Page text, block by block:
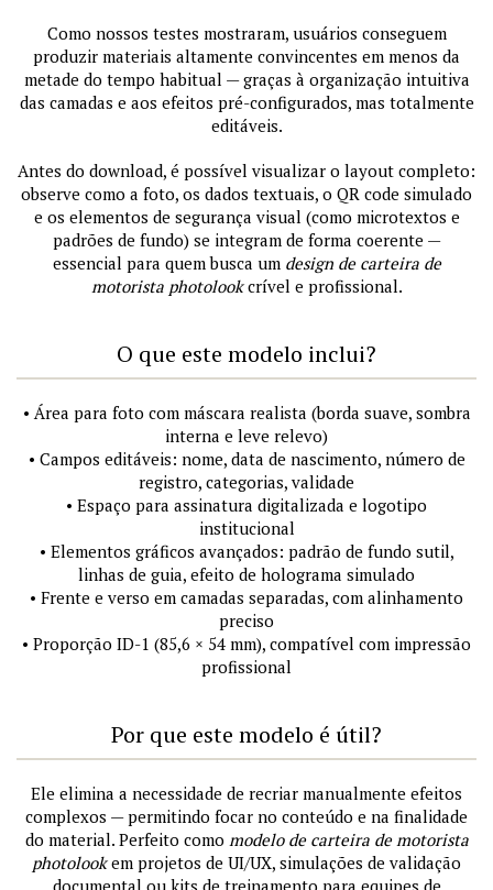
Como nossos testes mostraram, usuários conseguem
produzir materiais altamente convincentes em menos da
metade do tempo habitual — graças à organização intuitiva
das camadas e aos efeitos pré-configurados, mas totalmente
editáveis.
Antes do download, é possível visualizar o layout completo:
observe como a foto, os dados textuais, o QR code simulado
e os elementos de segurança visual (como microtextos e
padrões de fundo) se integram de forma coerente —
essencial para quem busca um design de carteira de
motorista photolookcrível e profissional.
O que este modelo inclui?
• Área para foto com máscara realista (borda suave, sombra
interna e leve relevo)
• Campos editáveis: nome, data de nascimento, número de
registro, categorias, validade
• Espaço para assinatura digitalizada e logotipo
institucional
• Elementos gráficos avançados: padrão de fundo sutil,
linhas de guia, efeito de holograma simulado
• Frente e verso em camadas separadas, com alinhamento
preciso
• Proporção ID-1 (85,6 × 54 mm), compatível com impressão
profissional
Por que este modelo é útil?
Ele elimina a necessidade de recriar manualmente efeitos
complexos — permitindo focar no conteúdo e na finalidade
do material. Perfeito como modelo de carteira de motorista
photolookem projetos de UI/UX, simulações de validação
documental ou kits de treinamento para equipes de